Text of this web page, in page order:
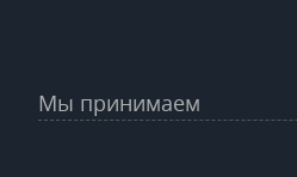
Мы принимаем